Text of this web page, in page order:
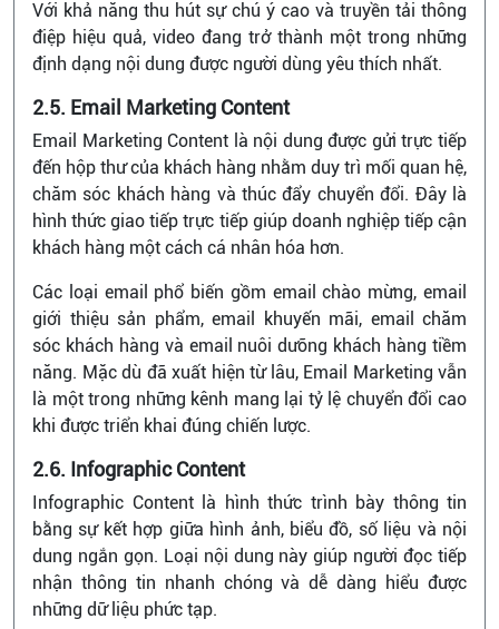
Với khả năng thu hút sự chú ý cao và truyền tải thông
điệp hiệu quả, video đang trở thành một trong những
định dạng nội dung được người dùng yêu thích nhất.
2.5. Email Marketing Content
Email Marketing Content là nội dung được gửi trực tiếp
đến hộp thư của khách hàng nhằm duy trì mối quan hệ,
chăm sóc khách hàng và thúc đẩy chuyển đổi. Đây là
hình thức giao tiếp trực tiếp giúp doanh nghiệp tiếp cận
khách hàng một cách cá nhân hóa hơn.
Các loại email phổ biến gồm email chào mừng, email
giới thiệu sản phẩm, email khuyến mãi, email chăm
sóc khách hàng và email nuôi dưỡng khách hàng tiềm
năng. Mặc dù đã xuất hiện từ lâu, Email Marketing vẫn
là một trong những kênh mang lại tỷ lệ chuyển đổi cao
khi được triển khai đúng chiến lược.
2.6. Infographic Content
Infographic Content là hình thức trình bày thông tin
bằng sự kết hợp giữa hình ảnh, biểu đồ, số liệu và nội
dung ngắn gọn. Loại nội dung này giúp người đọc tiếp
nhận thông tin nhanh chóng và dễ dàng hiểu được
những dữ liệu phức tạp.